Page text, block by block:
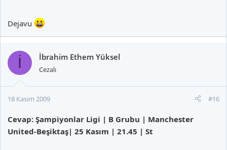
Dejavu
İ İbrahim Ethem Yüksel
Cezalı
18 Kasım 2009 #16
Cevap: Şampiyonlar Ligi | B Grubu | Manchester
United-Beşiktaş| 25 Kasım | 21.45 | St